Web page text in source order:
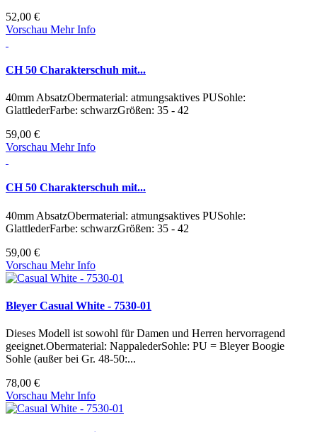
52,00 €
Vorschau Mehr Info
CH 50 Charakterschuh mit...
40mm AbsatzObermaterial: atmungsaktives PUSohle:
GlattlederFarbe: schwarzGrößen: 35 - 42
59,00 €
Vorschau Mehr Info
CH 50 Charakterschuh mit...
40mm AbsatzObermaterial: atmungsaktives PUSohle:
GlattlederFarbe: schwarzGrößen: 35 - 42
59,00 €
Vorschau Mehr Info
Bleyer Casual White - 7530-01
Dieses Modell ist sowohl für Damen und Herren hervorragend
geeignet.Obermaterial: NappalederSohle: PU = Bleyer Boogie
Sohle (außer bei Gr. 48-50:...
78,00 €
Vorschau Mehr Info